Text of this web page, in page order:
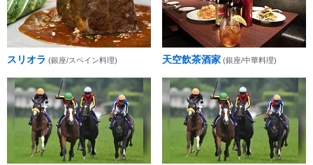
スリオラ (銀座/スペイン料理) 天空飲茶酒家 (銀座/中華料理)